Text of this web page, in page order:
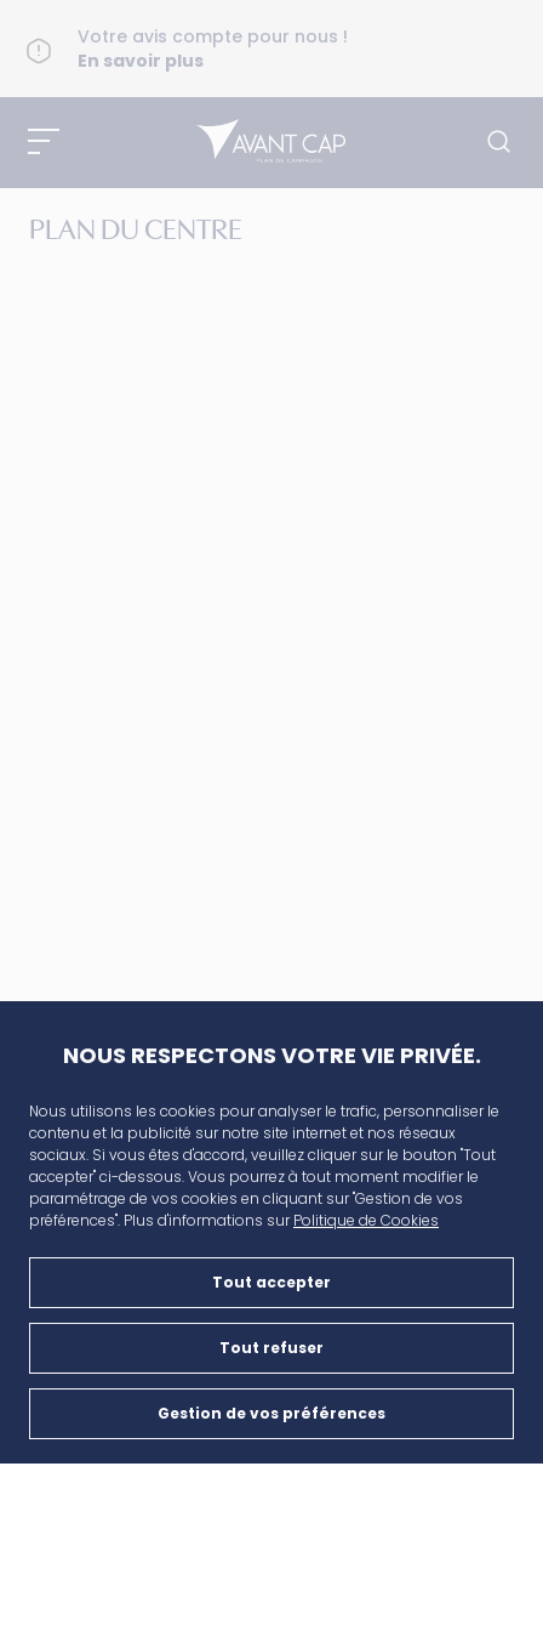
Votre avis compte pour nous !
En savoir plus
PLAN DU CENTRE
AVANT CAP
Plan de campagne, CD6, 13480 Cabriès
Nous contacter
04 42 46 65 35
NOUS RESPECTONS VOTRE VIE PRIVÉE.
Nous utilisons les cookies pour analyser le trafic, personnaliser le
contenu et la publicité sur notre site internet et nos réseaux
sociaux. Si vous êtes d'accord, veuillez cliquer sur le bouton "Tout
accepter" ci-dessous. Vous pourrez à tout moment modifier le
paramétrage de vos cookies en cliquant sur "Gestion de vos
préférences". Plus d'informations surPolitique de Cookies
Tout accepter
Tout refuser
Gestion de vos préférences